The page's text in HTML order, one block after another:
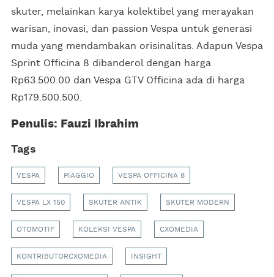
skuter, melainkan karya kolektibel yang merayakan
warisan, inovasi, dan passion Vespa untuk generasi
muda yang mendambakan orisinalitas. Adapun Vespa
Sprint Officina 8 dibanderol dengan harga
Rp63.500.00 dan Vespa GTV Officina ada di harga
Rp179.500.500.
Penulis: Fauzi Ibrahim
Tags
VESPA PIAGGIO VESPA OFFICINA 8
VESPA LX 150 SKUTER ANTIK SKUTER MODERN
OTOMOTIF KOLEKSI VESPA CXOMEDIA
KONTRIBUTORCXOMEDIA INSIGHT